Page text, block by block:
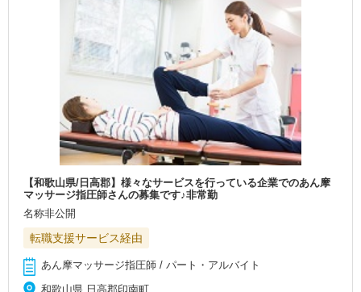
【和歌山県/日高郡】様々なサービスを行っている企業でのあん摩
マッサージ指圧師さんの募集です♪非常勤
名称非公開
転職支援サービス経由
あん摩マッサージ指圧師 / パート・アルバイト
和歌山県 日高郡印南町